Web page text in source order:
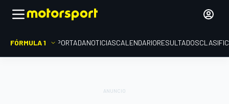
FÓRMULA 1 PORTADANOTICIASCALENDARIORESULTADOS